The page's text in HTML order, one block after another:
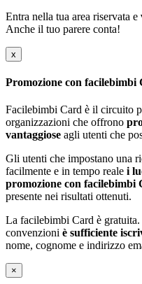
Entra nella tua area riservata e
Anche il tuo parere conta!
x
Promozione con facilebimbi
Facilebimbi Card è il circuito
organizzazioni che offrono
vantaggiose agli utenti che
Gli utenti che impostano una
facilmente e in tempo reale i
promozione con facilebimbi
presente nei risultati ottenuti.
La facilebimbi Card è gratuita.
convenzioni è sufficiente
nome, cognome e indirizzo
×